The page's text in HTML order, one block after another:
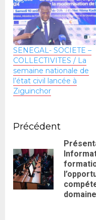
SENEGAL- SOCIETE –
COLLECTIVITES / La
semaine nationale de
l’état civil lancée à
Ziguinchor
Précédent